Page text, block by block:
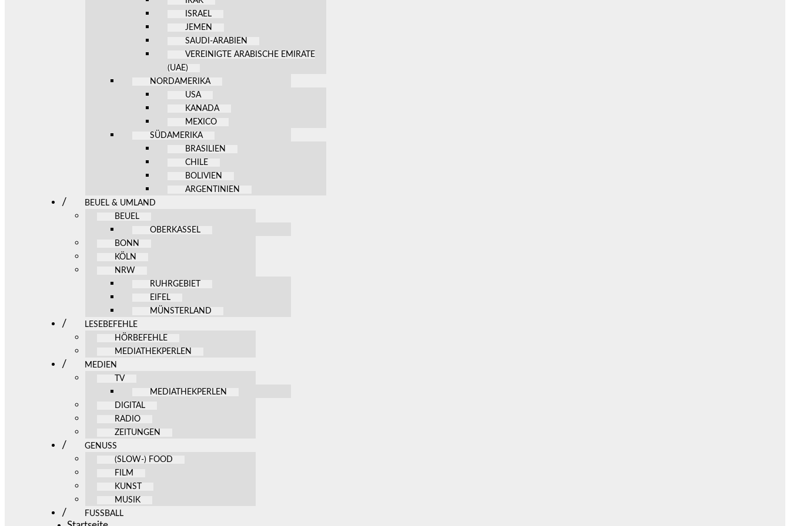
ISRAEL
JEMEN
SAUDI-ARABIEN
VEREINIGTE ARABISCHE EMIRATE
(UAE)
NORDAMERIKA
USA
KANADA
MEXICO
SÜDAMERIKA
BRASILIEN
CHILE
BOLIVIEN
ARGENTINIEN
BEUEL & UMLAND
BEUEL
OBERKASSEL
BONN
KÖLN
NRW
RUHRGEBIET
EIFEL
MÜNSTERLAND
LESEBEFEHLE
HÖRBEFEHLE
MEDIATHEKPERLEN
MEDIEN
TV
MEDIATHEKPERLEN
DIGITAL
RADIO
ZEITUNGEN
GENUSS
(SLOW-) FOOD
FILM
KUNST
MUSIK
FUSSBALL